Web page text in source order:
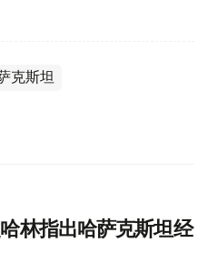
克斯坦
林指出哈萨克斯坦经